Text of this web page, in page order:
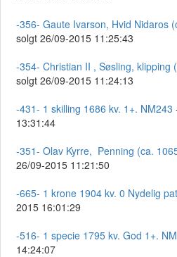
-356- Gaute Ivarson, Hvid Nidaros
solgt 26/09-2015 11:25:43
-354- Christian II , Søsling, klipping
solgt 26/09-2015 11:24:13
-431- 1 skilling 1686 kv. 1+. NM243
13:31:44
-351- Olav Kyrre, Penning (ca.
26/09-2015 11:21:50
-665- 1 krone 1904 kv. 0 Nydelig
2015 16:01:29
-516- 1 specie 1795 kv. God 1+.
14:24:07